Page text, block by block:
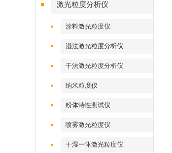
激光粒度分析仪
涂料激光粒度仪
湿法激光粒度分析仪
干法激光粒度分析仪
纳米粒度仪
粉体特性测试仪
喷雾激光粒度仪
干湿一体激光粒度仪